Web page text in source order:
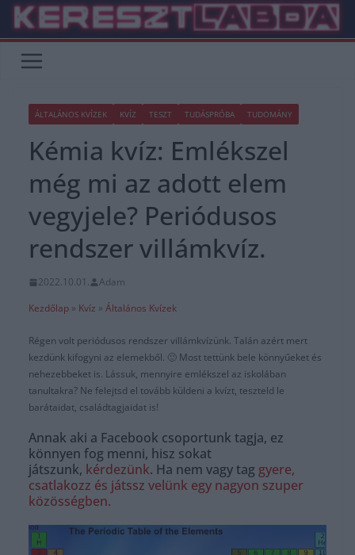
Skip
content
ÁLTALÁNOS KVÍZEK KVÍZ TESZT TUDÁSPRÓBA TUDOMÁNY
Kémia kvíz: Emlékszel
még mi az adott elem
vegyjele? Periódusos
rendszer villámkvíz.
2022.10.01.
Adam
Kezdőlap » Kvíz » Általános Kvízek
Régen volt periódusos rendszer villámkvízünk. Talán azért mert
kezdünk kifogyni az elemekből. 🙂 Most tettünk bele könnyűeket és
nehezebbeket is. Lássuk, mennyire emlékszel az iskolában
tanultakra? Ne felejtsd el tovább küldeni a kvízt, teszteld le
barátaidat, családtagjaidat is!
Annak aki a Facebook csoportunk tagja, ez
könnyen fog menni, hisz sokat
játszunk, kérdezünk. Ha nem vagy tag gyere,
csatlakozz és játssz velünk egy nagyon szuper
közösségben.